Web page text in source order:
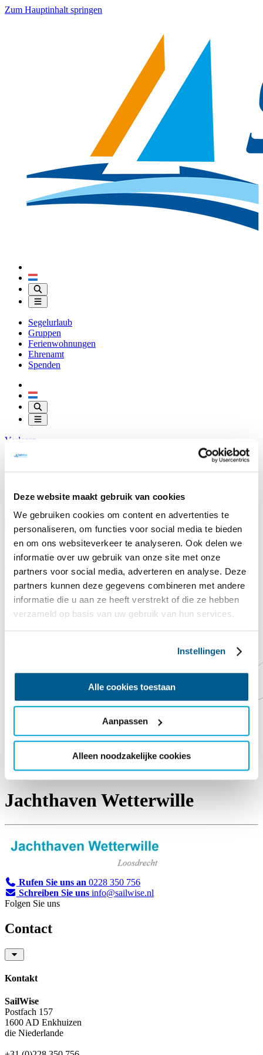
Deze website maakt gebruik van cookies
We gebruiken cookies om content en advertenties te
personaliseren, om functies voor social media te bieden
en om ons websiteverkeer te analyseren. Ook delen we
informatie over uw gebruik van onze site met onze
partners voor social media, adverteren en analyse. Deze
partners kunnen deze gegevens combineren met andere
informatie die u aan ze heeft verstrekt of die ze hebben
verzameld op basis van uw gebruik van hun services.
Instellingen
Alle cookies toestaan
Aanpassen
Alleen noodzakelijke cookies
Zum Hauptinhalt springen
Segelurlaub
Gruppen
Ferienwohnungen
Ehrenamt
Spenden
Vorlesen
Ünterkunfte
Kontakt
Shop
Legst du auch einen Dachziegel auf das Commandeurshuis?!
Nach Jahren, in denen es Wind und Wetter ausgesetzt war, lässt uns
das Dach des Kommandantenhauses buchstäblich im Stich. Das
Dach ist undicht, die derzeitigen Dachziegel sind abgenutzt und eine
ordentliche Dämmung fehlt noch gänzlich.
Contact
Steun ons
Vorlesen
Jachthaven Wetterwille
Rufen Sie uns an 0228 350 756
Schreiben Sie uns info@sailwise.nl
Folgen Sie uns
Contact
Kontakt
SailWise
Postfach 157
1600 AD Enkhuizen
die Niederlande